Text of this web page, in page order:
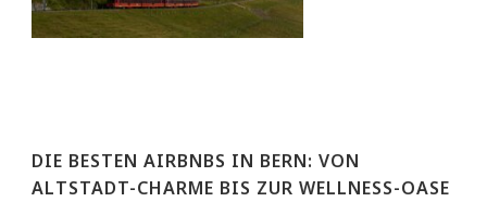
DIE BESTEN AIRBNBS IN BERN: VON
ALTSTADT-CHARME BIS ZUR WELLNESS-OASE